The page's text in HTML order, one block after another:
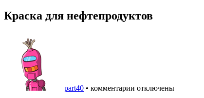
Краска для нефтепродуктов
part40 • комментарии отключены